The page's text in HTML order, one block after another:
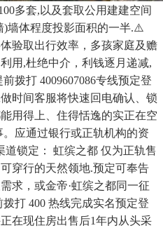
多套,以及套取公用建建空间
)墙体程度投影面积的一半.⚠️
验取出行效率，多孩家庭及赡
用,杜绝中介，利钱逐月递减,
拨打 4009607086专线预定登
时间客服将快速回电确认、锁
用得上、住得恬逸的实正在空
应通过银行或正轨机构的资
锁定： 虹缤之都 仅为正轨售
穿行的天然领地.预定可奉告
求，或金帝·虹缤之都同一征
打 400 热线完成实名预定登
在现住房出售后1年内从头采